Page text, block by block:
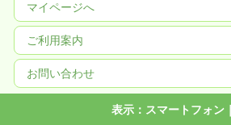
マイページへ
ご利用案内
お問い合わせ
表示：スマートフォン｜